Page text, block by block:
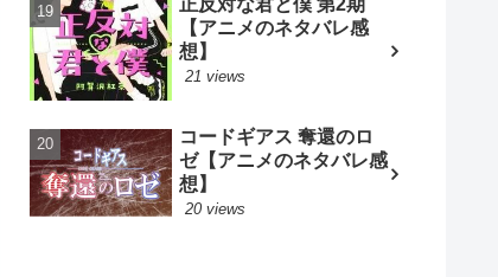
【アニメのネタバレ感
想】
21 views
コードギアス 奪還のロ
ゼ【アニメのネタバレ感
想】
20 views